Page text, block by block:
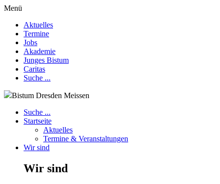
Menü
Aktuelles
Termine
Jobs
Akademie
Junges Bistum
Caritas
Suche ...
Bistum Dresden Meissen
Suche ...
Startseite
Aktuelles
Termine & Veranstaltungen
Wir sind
Wir sind